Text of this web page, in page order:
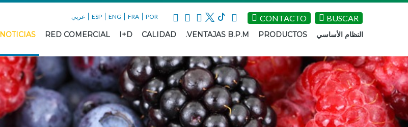
BUSCAR
CONTACTO عربي ESP ENG FRA POR
النظام الأساسي PRODUCTOS
VENTAJAS B.P.M.
CALIDAD
I+D
RED COMERCIAL
NOTICIAS